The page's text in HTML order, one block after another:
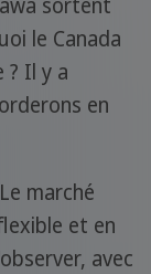
le Canada
? Il y a
en
Le marché
et en
avec